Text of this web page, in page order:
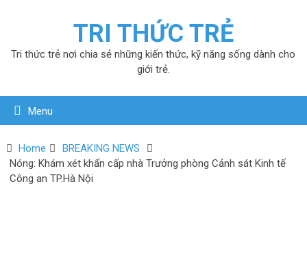
TRI THỨC TRẺ
Tri thức trẻ nơi chia sẻ những kiến thức, kỹ năng sống dành cho
giới trẻ.
Menu
Home
BREAKING NEWS
Nóng: Khám xét khẩn cấp nhà Trưởng phòng Cảnh sát Kinh tế
Công an TP.Hà Nội